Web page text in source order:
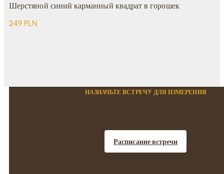
Шерстяной синий карманный квадрат в горошек
249 PLN
НАЗНАЧЬТЕ ВСТРЕЧУ ДЛЯ ИЗМЕРЕНИЯ
Расписание встречи